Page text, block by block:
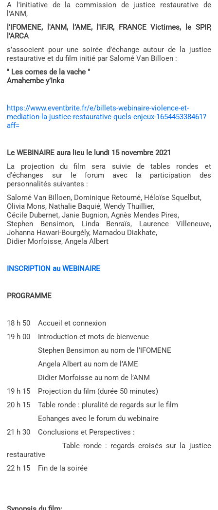
A l'initiative de la commission de justice restaurative de
l'ANM,
l’IFOMENE, l'ANM, l’AME, l'IFJR, FRANCE Victimes, le SPIP,
l’ARCA
s’associent pour une soirée d’échange autour de la justice
restaurative et du film initié par Salomé Van Billoen :
" Les cornes de la vache "
Amahembe y’Inka
https://www.eventbrite.fr/e/billets-webinaire-violence-et-
mediation-la-justice-restaurative-quels-enjeux-165445338461?
aff=
Le WEBINAIRE aura lieu le lundi 15 novembre 2021
La projection du film sera suivie de tables rondes et
d'échanges sur le forum avec la participation des
personnalités suivantes :
Salomé Van Billoen, Dominique Retourné, Héloïse Squelbut,
Olivia Mons, Nathalie Baquié, Wendy Thuillier,
Cécile Dubernet, Janie Bugnion, Agnès Mendes Pires,
Stephen Bensimon, Linda Benraïs, Laurence Villeneuve,
Johanna Hawari-Bourgély, Mamadou Diakhate,
Didier Morfoisse, Angela Albert
INSCRIPTION au WEBINAIRE
PROGRAMME
18 h 50 Accueil et connexion
19 h 00 Introduction et mots de bienvenue
Stephen Bensimon au nom de l’IFOMENE
Angela Albert au nom de l’AME
Didier Morfoisse au nom de l’ANM
19 h 15 Projection du film (durée 50 minutes)
20 h 15 Table ronde : pluralité de regards sur le film
Echanges avec le forum du webinaire
21 h 30 Conclusions et Perspectives :
Table ronde : regards croisés sur la justice
restaurative
22 h 15 Fin de la soirée